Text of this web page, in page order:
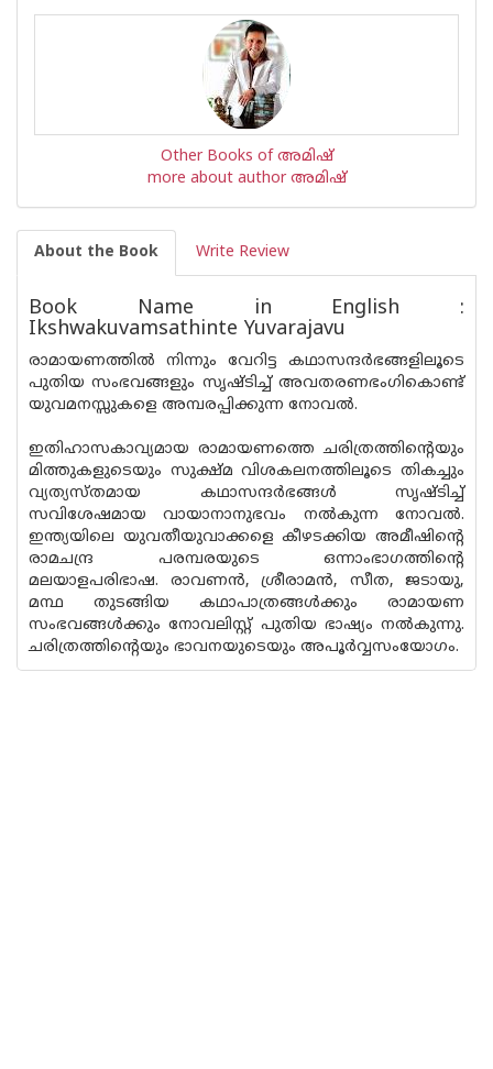
Other Books of അമിഷ്
more about author അമിഷ്
About the Book Write Review
Book Name in English :
Ikshwakuvamsathinte Yuvarajavu
രാമായണത്തില്‍ നിന്നും വേറിട്ട കഥാസന്ദര്‍ഭങ്ങളിലൂടെ
പുതിയ സംഭവങ്ങളും സൃഷ്ടിച്ച് അവതരണഭംഗികൊണ്ട്
യുവമനസ്സുകളെ അമ്പരപ്പിക്കുന്ന നോവല്‍.
ഇതിഹാസകാവ്യമായ രാമായണത്തെ ചരിത്രത്തിന്റെയും
മിത്തുകളുടെയും സുക്ഷ്മ വിശകലനത്തിലൂടെ തികച്ചും
വ്യത്യസ്തമായ കഥാസന്ദര്‍ഭങ്ങള്‍ സൃഷ്ടിച്ച്
സവിശേഷമായ വായാനാനുഭവം നല്‍കുന്ന നോവല്‍.
ഇന്ത്യയിലെ യുവതീയുവാക്കളെ കീഴടക്കിയ അമീഷിന്റെ
രാമചന്ദ്ര പരമ്പരയുടെ ഒന്നാംഭാഗത്തിന്റെ
മലയാളപരിഭാഷ. രാവണന്‍, ശ്രീരാമന്‍, സീത, ജടായു,
മന്ഥ തുടങ്ങിയ കഥാപാത്രങ്ങള്‍ക്കും രാമായണ
സംഭവങ്ങള്‍ക്കും നോവലിസ്റ്റ് പുതിയ ഭാഷ്യം നല്‍കുന്നു.
ചരിത്രത്തിന്റെയും ഭാവനയുടെയും അപൂര്‍വ്വസംയോഗം.